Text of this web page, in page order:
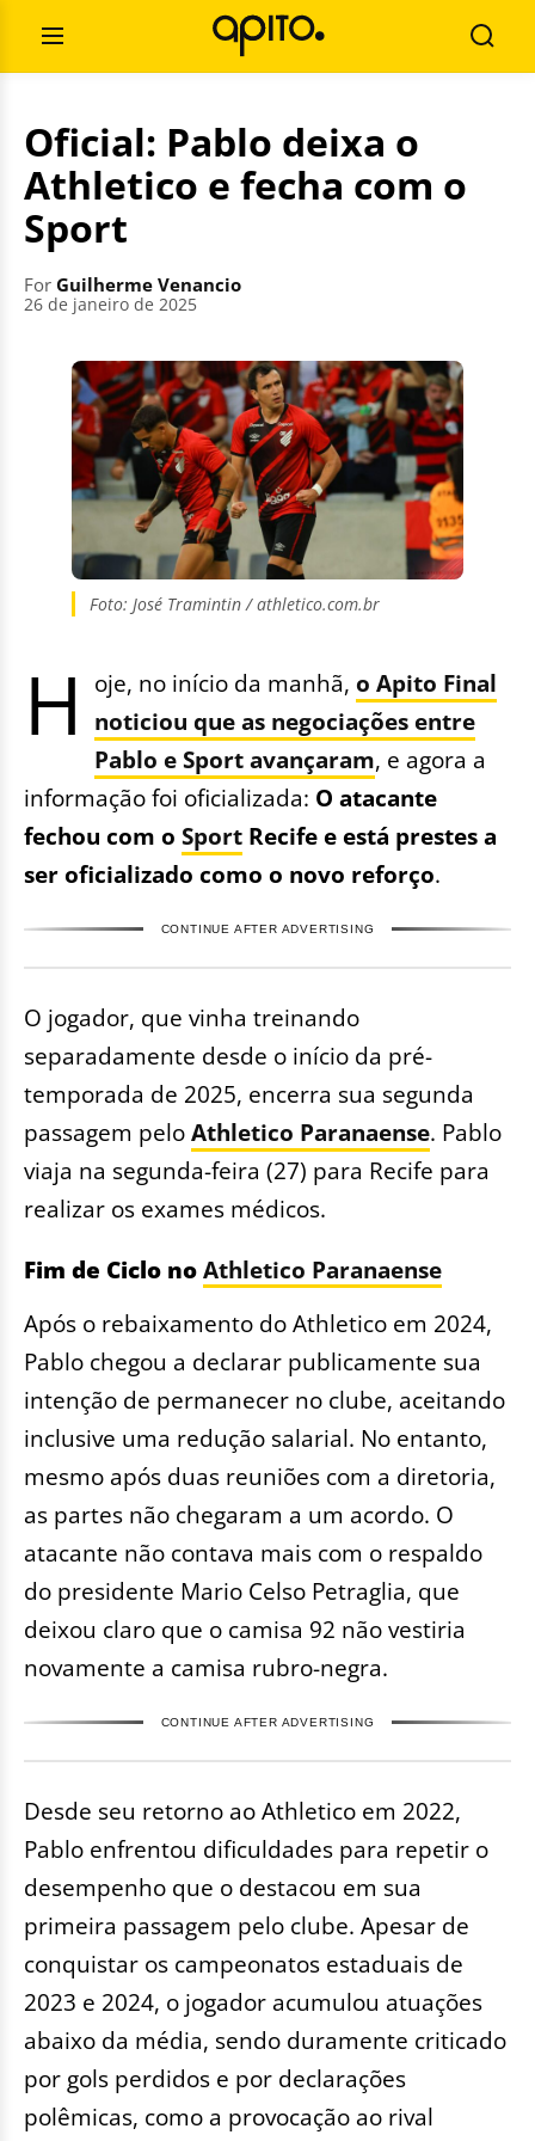
contentOpen
Menu
for:
Oficial: Pablo deixa o
Athletico e fecha com o
Sport
For Guilherme Venancio
26 de janeiro de 2025
Foto: José Tramintin / athletico.com.br
H oje, no início da manhã,o Apito Final
noticiou que as negociações entre
Pablo e Sport avançaram, e agora a
informação foi oficializada: O atacante
fechou com o Sport Recife e está prestes a
ser oficializado como o novo reforço.
CONTINUE AFTER ADVERTISING
O jogador, que vinha treinando
separadamente desde o início da pré-
temporada de 2025, encerra sua segunda
passagem peloAthletico Paranaense. Pablo
viaja na segunda-feira (27) para Recife para
realizar os exames médicos.
Fim de Ciclo no Athletico Paranaense
Após o rebaixamento do Athletico em 2024,
Pablo chegou a declarar publicamente sua
intenção de permanecer no clube, aceitando
inclusive uma redução salarial. No entanto,
mesmo após duas reuniões com a diretoria,
as partes não chegaram a um acordo. O
atacante não contava mais com o respaldo
do presidente Mario Celso Petraglia, que
deixou claro que o camisa 92 não vestiria
novamente a camisa rubro-negra.
CONTINUE AFTER ADVERTISING
Desde seu retorno ao Athletico em 2022,
Pablo enfrentou dificuldades para repetir o
desempenho que o destacou em sua
primeira passagem pelo clube. Apesar de
conquistar os campeonatos estaduais de
2023 e 2024, o jogador acumulou atuações
abaixo da média, sendo duramente criticado
por gols perdidos e por declarações
polêmicas, como a provocação ao rival